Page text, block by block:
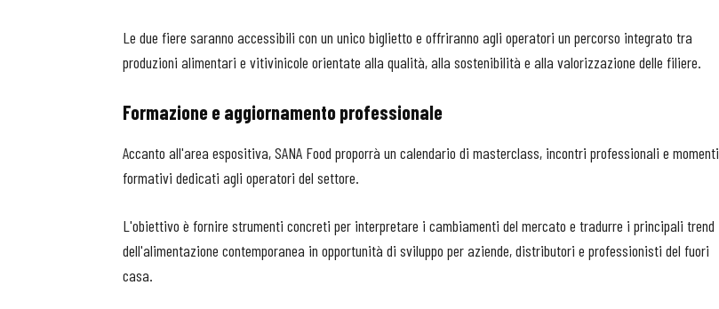
Le due fiere saranno accessibili con un unico biglietto e offriranno agli operatori un percorso integrato tra
produzioni alimentari e vitivinicole orientate alla qualità, alla sostenibilità e alla valorizzazione delle filiere.
Formazione e aggiornamento professionale
Accanto all'area espositiva, SANA Food proporrà un calendario di masterclass, incontri professionali e momenti
formativi dedicati agli operatori del settore.
L'obiettivo è fornire strumenti concreti per interpretare i cambiamenti del mercato e tradurre i principali trend
dell'alimentazione contemporanea in opportunità di sviluppo per aziende, distributori e professionisti del fuori
casa.